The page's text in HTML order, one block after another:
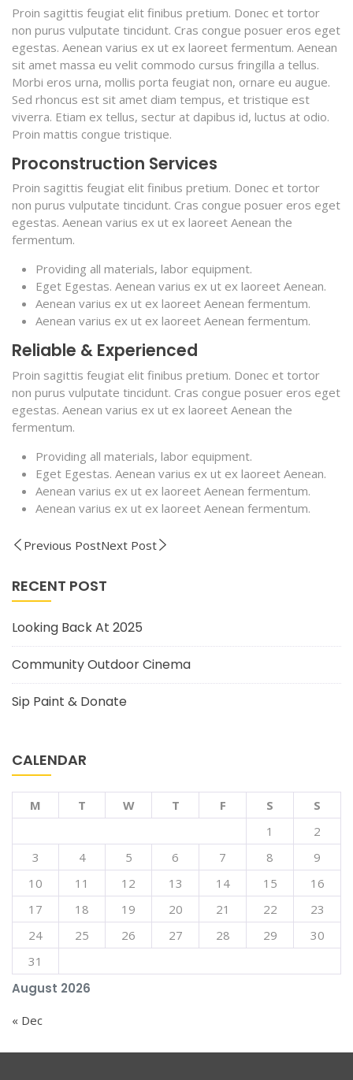
Proin sagittis feugiat elit finibus pretium. Donec et tortor
non purus vulputate tincidunt. Cras congue posuer eros eget
egestas. Aenean varius ex ut ex laoreet fermentum. Aenean
sit amet massa eu velit commodo cursus fringilla a tellus.
Morbi eros urna, mollis porta feugiat non, ornare eu augue.
Sed rhoncus est sit amet diam tempus, et tristique est
viverra. Etiam ex tellus, sectur at dapibus id, luctus at odio.
Proin mattis congue tristique.
Proconstruction Services
Proin sagittis feugiat elit finibus pretium. Donec et tortor
non purus vulputate tincidunt. Cras congue posuer eros eget
egestas. Aenean varius ex ut ex laoreet Aenean the
fermentum.
Providing all materials, labor equipment.
Eget Egestas. Aenean varius ex ut ex laoreet Aenean.
Aenean varius ex ut ex laoreet Aenean fermentum.
Aenean varius ex ut ex laoreet Aenean fermentum.
Reliable & Experienced
Proin sagittis feugiat elit finibus pretium. Donec et tortor
non purus vulputate tincidunt. Cras congue posuer eros eget
egestas. Aenean varius ex ut ex laoreet Aenean the
fermentum.
Providing all materials, labor equipment.
Eget Egestas. Aenean varius ex ut ex laoreet Aenean.
Aenean varius ex ut ex laoreet Aenean fermentum.
Aenean varius ex ut ex laoreet Aenean fermentum.
Previous PostNext Post
RECENT POST
Looking Back At 2025
Community Outdoor Cinema
Sip Paint & Donate
CALENDAR
August 2026
M T W T F S
S
1
2
3
4 5 6 7 8
9
10
11 12 13 14 15
16
17
18 19 20 21 22
23
24
25 26 27 28 29
30
31
« Dec